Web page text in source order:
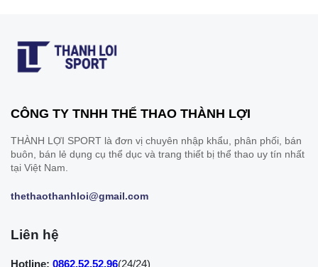
CÔNG TY TNHH THỂ THAO THÀNH LỢI
THÀNH LỢI SPORT là đơn vị chuyên nhập khẩu, phân phối, bán
buôn, bán lẻ dụng cụ thể dục và trang thiết bị thể thao uy tín nhất
tại Việt Nam.
thethaothanhloi@gmail.com
Liên hệ
Hotline: 0862.52.52.96(24/24)